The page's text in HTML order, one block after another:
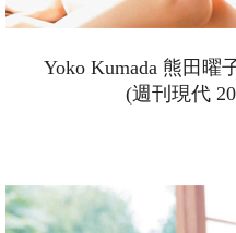
Yoko Kumada 熊田曜
(週刊現代